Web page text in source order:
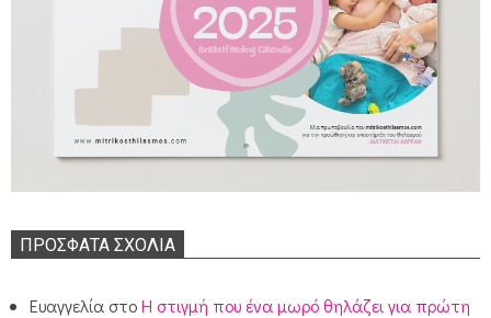
ΠΡΌΣΦΑΤΑ ΣΧΌΛΙΑ
Ευαγγελία στοΗ στιγμή που ένα μωρό θηλάζει για πρώτη